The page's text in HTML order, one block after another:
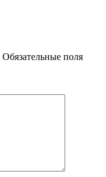
Обязательные поля